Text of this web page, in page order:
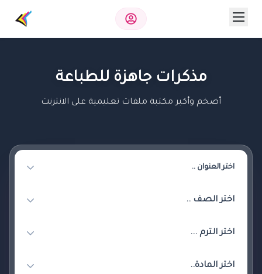
مذكرات جاهزة للطباعة
أضخم وأكبر مكتبة ملفات تعليمية على الانترنت